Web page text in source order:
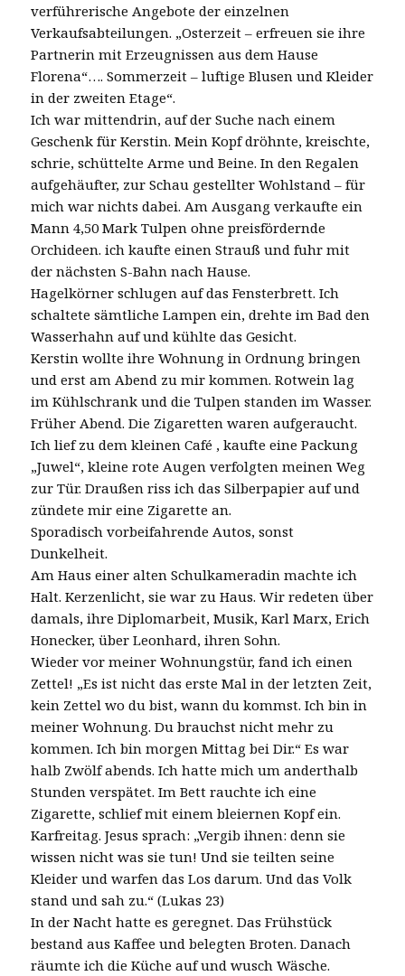
verführerische Angebote der einzelnen
Verkaufsabteilungen. „Osterzeit – erfreuen sie ihre
Partnerin mit Erzeugnissen aus dem Hause
Florena“…. Sommerzeit – luftige Blusen und Kleider
in der zweiten Etage“.
Ich war mittendrin, auf der Suche nach einem
Geschenk für Kerstin. Mein Kopf dröhnte, kreischte,
schrie, schüttelte Arme und Beine. In den Regalen
aufgehäufter, zur Schau gestellter Wohlstand – für
mich war nichts dabei. Am Ausgang verkaufte ein
Mann 4,50 Mark Tulpen ohne preisfördernde
Orchideen. ich kaufte einen Strauß und fuhr mit
der nächsten S-Bahn nach Hause.
Hagelkörner schlugen auf das Fensterbrett. Ich
schaltete sämtliche Lampen ein, drehte im Bad den
Wasserhahn auf und kühlte das Gesicht.
Kerstin wollte ihre Wohnung in Ordnung bringen
und erst am Abend zu mir kommen. Rotwein lag
im Kühlschrank und die Tulpen standen im Wasser.
Früher Abend. Die Zigaretten waren aufgeraucht.
Ich lief zu dem kleinen Café , kaufte eine Packung
„Juwel“, kleine rote Augen verfolgten meinen Weg
zur Tür. Draußen riss ich das Silberpapier auf und
zündete mir eine Zigarette an.
Sporadisch vorbeifahrende Autos, sonst
Dunkelheit.
Am Haus einer alten Schulkameradin machte ich
Halt. Kerzenlicht, sie war zu Haus. Wir redeten über
damals, ihre Diplomarbeit, Musik, Karl Marx, Erich
Honecker, über Leonhard, ihren Sohn.
Wieder vor meiner Wohnungstür, fand ich einen
Zettel! „Es ist nicht das erste Mal in der letzten Zeit,
kein Zettel wo du bist, wann du kommst. Ich bin in
meiner Wohnung. Du brauchst nicht mehr zu
kommen. Ich bin morgen Mittag bei Dir.“ Es war
halb Zwölf abends. Ich hatte mich um anderthalb
Stunden verspätet. Im Bett rauchte ich eine
Zigarette, schlief mit einem bleiernen Kopf ein.
Karfreitag. Jesus sprach: „Vergib ihnen: denn sie
wissen nicht was sie tun! Und sie teilten seine
Kleider und warfen das Los darum. Und das Volk
stand und sah zu.“ (Lukas 23)
In der Nacht hatte es geregnet. Das Frühstück
bestand aus Kaffee und belegten Broten. Danach
räumte ich die Küche auf und wusch Wäsche.